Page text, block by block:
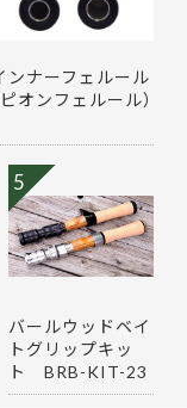
ンナーフェルール
オンフェルール）
バールウッドベイ
トグリップキッ
ト BRB-KIT-23
5
5